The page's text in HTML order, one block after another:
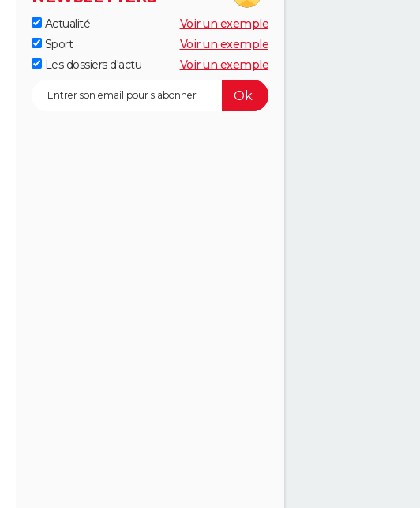
Actualité
Voir un exemple
Sport
Voir un exemple
Les dossiers d'actu
Voir un exemple